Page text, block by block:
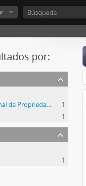
por:
INPI - Instituto Nacional da Propriedade Industrial
1
1
1